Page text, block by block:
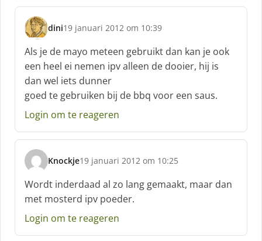
e
f
:
dini
s
c
h
r
e
e
:
19 januari 2012 om 10:39
Als je de mayo meteen gebruikt dan kan je ook
een heel ei nemen ipv alleen de dooier, hij is
dan wel iets dunner
goed te gebruiken bij de bbq voor een saus.
Login om te reageren
Knockje
s
c
h
r
e
19 januari 2012 om 10:25
Wordt inderdaad al zo lang gemaakt, maar dan
met mosterd ipv poeder.
Login om te reageren